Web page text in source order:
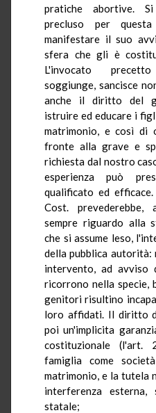
pratiche abortive.
precluso per
manifestare il suo
sfera che gli è
L'invocato
soggiunge, sancisce
anche il diritto del
istruire ed educare i
matrimonio, e così
fronte alla grave e
richiesta dal nostro
esperienza può
qualificato ed
Cost. prevederebbe,
sempre riguardo alla
che si assume leso,
della pubblica autorità:
intervento, ad avviso
ricorrono nella specie,
genitori risultino
loro affidati. Il diritto
poi un'implicita
costituzionale (l'art.
famiglia come
matrimonio, e la tutela
interferenza esterna,
statale;